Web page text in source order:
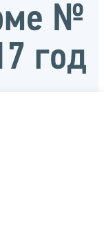
№
год